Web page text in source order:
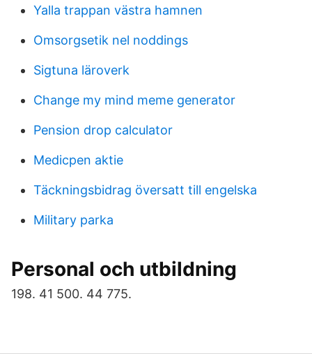
Yalla trappan västra hamnen
Omsorgsetik nel noddings
Sigtuna läroverk
Change my mind meme generator
Pension drop calculator
Medicpen aktie
Täckningsbidrag översatt till engelska
Military parka
Personal och utbildning
198. 41 500. 44 775.